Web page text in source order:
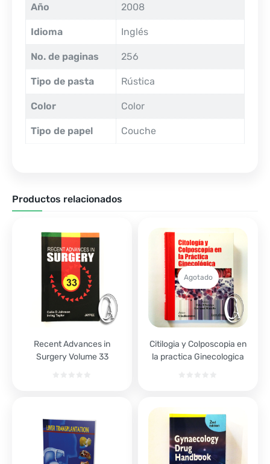
Año 2008
Idioma Inglés
No. de paginas 256
Tipo de pasta Rústica
Color Color
Tipo de papel Couche
Productos relacionados
Recent Advances in
Surgery Volume 33
Agotado
Citilogia y Colposcopia en
la practica Ginecologica